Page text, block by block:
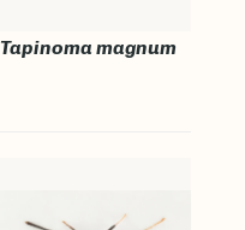
Tapinoma magnum